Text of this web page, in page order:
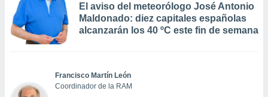
El aviso del meteorólogo José Antonio
Maldonado: diez capitales españolas
alcanzarán los 40 ºC este fin de semana
Francisco Martín León
Coordinador de la RAM